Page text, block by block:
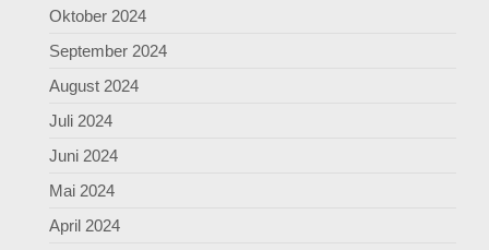
Oktober 2024
September 2024
August 2024
Juli 2024
Juni 2024
Mai 2024
April 2024